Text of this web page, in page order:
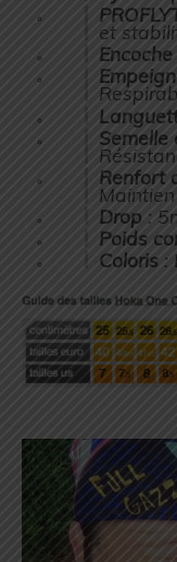
et
Semelle
Renfort
Drop :
Poids
Coloris :